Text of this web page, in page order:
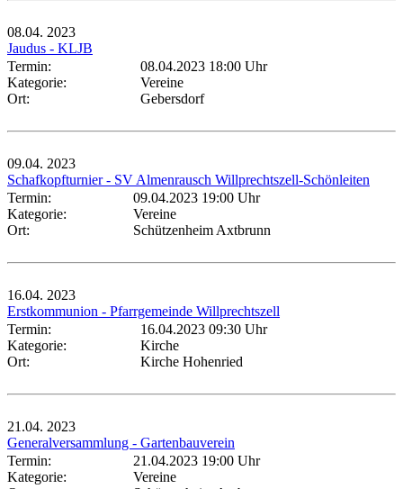
08.04. 2023
Jaudus - KLJB
Termin:
08.04.2023 18:00 Uhr
Kategorie:
Vereine
Ort:
Gebersdorf
09.04. 2023
Schafkopfturnier - SV Almenrausch Willprechtszell-Schönleiten
Termin:
09.04.2023 19:00 Uhr
Kategorie:
Vereine
Ort:
Schützenheim Axtbrunn
16.04. 2023
Erstkommunion - Pfarrgemeinde Willprechtszell
Termin:
16.04.2023 09:30 Uhr
Kategorie:
Kirche
Ort:
Kirche Hohenried
21.04. 2023
Generalversammlung - Gartenbauverein
Termin:
21.04.2023 19:00 Uhr
Kategorie:
Vereine